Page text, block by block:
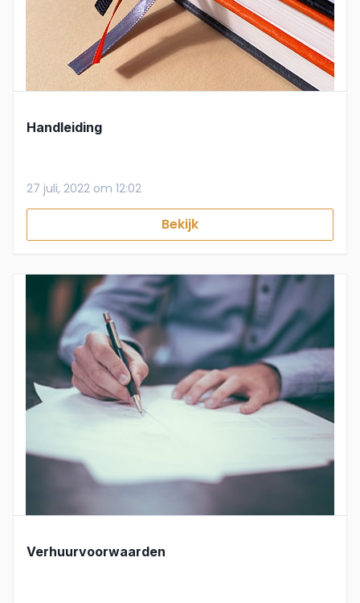
Handleiding
27 juli, 2022 om 12:02
Bekijk
Verhuurvoorwaarden